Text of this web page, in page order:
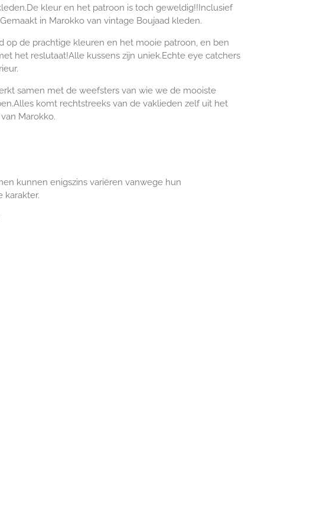
kleur en het patroon is toch geweldig!!Inclusief
in Marokko van vintage Boujaad kleden.
op de prachtige kleuren en het mooie patroon, en ben
het reslutaat!Alle kussens zijn uniek.Echte eye catchers
samen met de weefsters van wie we de mooiste
Alles komt rechtstreeks van de vaklieden zelf uit het
Marokko.
kunnen enigszins variëren vanwege hun
karakter.